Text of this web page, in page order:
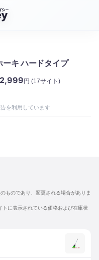
ーキ ハードタイプ
2,999 円 (17サイト)
を利用しています
ものであり、変更される場合がありま
に表示されている価格および在庫状